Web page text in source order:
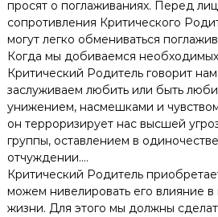
просят о поглаживаниях. Перед
сопротивления Критического
могут легко обмениваться
Когда мы добиваемся
Критический Родитель говорит
заслуживаем любить или быть
унижением, насмешками и
он терроризирует нас высшей
группы, оставлением в
отчуждении.…
Критический Родитель
можем нивелировать его влияние
жизни. Для этого мы должны